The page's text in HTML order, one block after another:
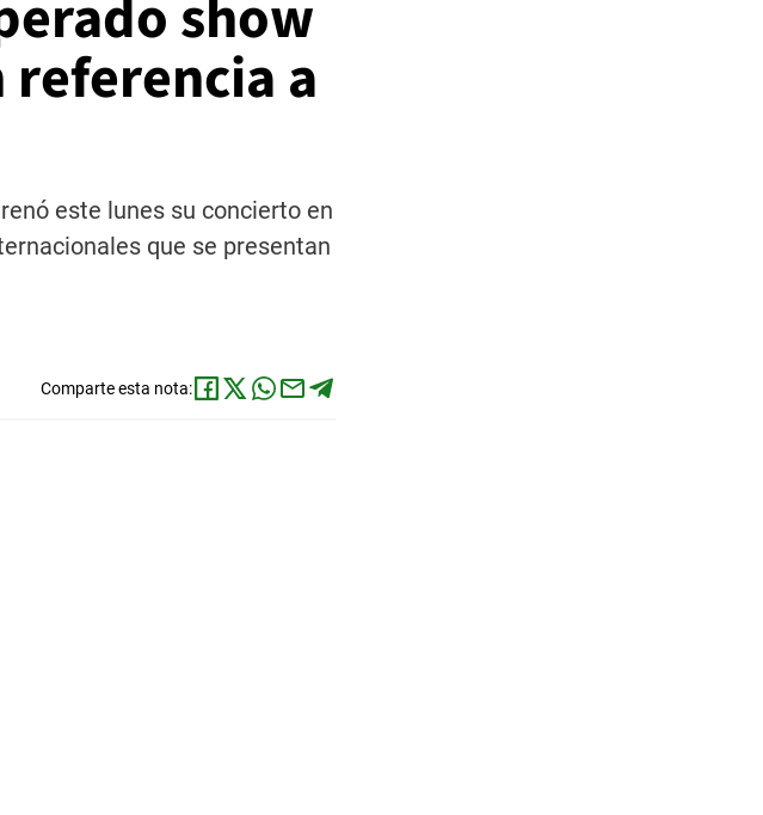
show
referencia a
este lunes su concierto en
que se presentan
Comparte esta nota: